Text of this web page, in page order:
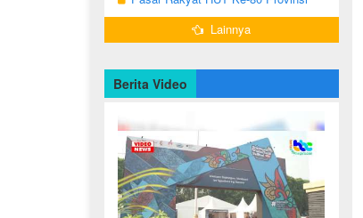
Reog dan Jaranan
Jawa Timur di Bojonegoro
Lainnya
Berita Video